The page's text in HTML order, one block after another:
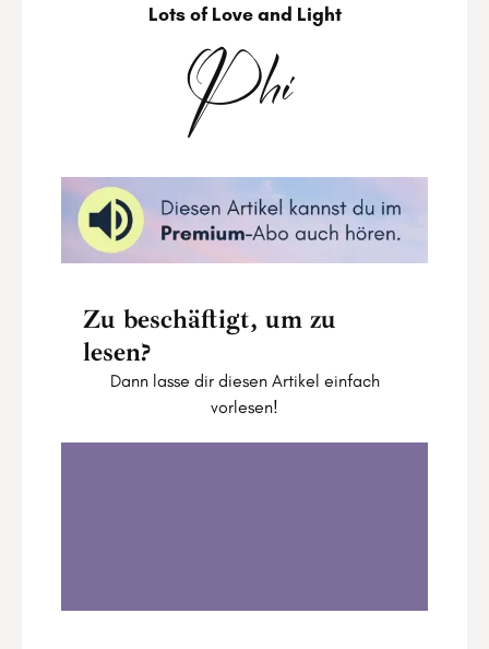
Lots of Love and Light
Phi
Zu beschäftigt, um zu
lesen?
Dann lasse dir diesen Artikel einfach
vorlesen!